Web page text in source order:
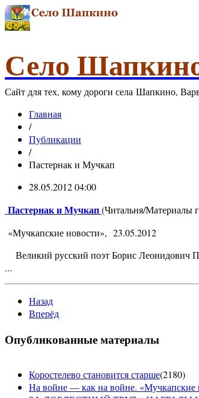
Село
Сайт для тех, кому дороги села Шапкино,
Главная
/
Публикации
/
Пастернак и Мучкап
28.05.2012 04:00
Пастернак и Мучкап(Читальня/Материалы
«Мучкапские новости», 23.05.2012
Великий русский поэт Борис Леонидович
...
Назад
Вперёд
Опубликованные материалы
Коростелево становится старше(2180)
На войне — как на войне. «Мучкапские